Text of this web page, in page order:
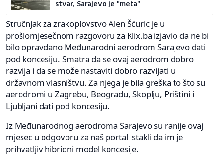
stvar, Sarajevo je "meta"
Stručnjak za zrakoplovstvo Alen Šćuric je u
prošlomjesečnom razgovoru za Klix.ba izjavio da ne bi
bilo opravdano Međunarodni aerodrom Sarajevo dati
pod koncesiju. Smatra da se ovaj aerodrom dobro
razvija i da se može nastaviti dobro razvijati u
državnom vlasništvu. Za njega je bila greška to što su
aerodromi u Zagrebu, Beogradu, Skoplju, Prištini i
Ljubljani dati pod koncesiju.
Iz Međunarodnog aerodroma Sarajevo su ranije ovaj
mjesec u odgovoru za naš portal istakli da im je
prihvatljiv hibridni model koncesije.